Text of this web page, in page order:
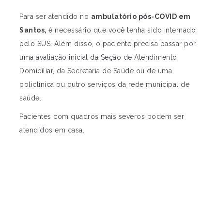
Para ser atendido no ambulatório pós-COVID em
Santos, é necessário que você tenha sido internado
pelo SUS. Além disso, o paciente precisa passar por
uma avaliação inicial da Seção de Atendimento
Domiciliar, da Secretaria de Saúde ou de uma
policlínica ou outro serviços da rede municipal de
saúde.
Pacientes com quadros mais severos podem ser
atendidos em casa.